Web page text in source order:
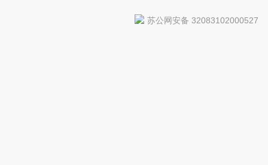
苏公网安备 32083102000527